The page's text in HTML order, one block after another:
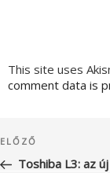
This site uses
comment data is
navigáció
Korábbi
bejegyzés
ELŐZŐ
Toshiba L3: az